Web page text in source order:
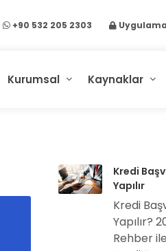
+90 532 205 2303
Kurumsal Kaynaklar
Kredi
Yapılır
Kredi
Yapılır?
Rehber